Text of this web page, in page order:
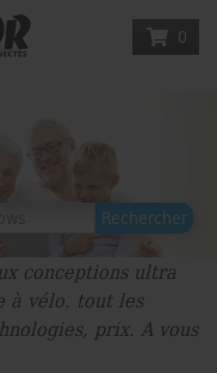
0
conceptions ultra
à vélo. tout les
prix. A vous